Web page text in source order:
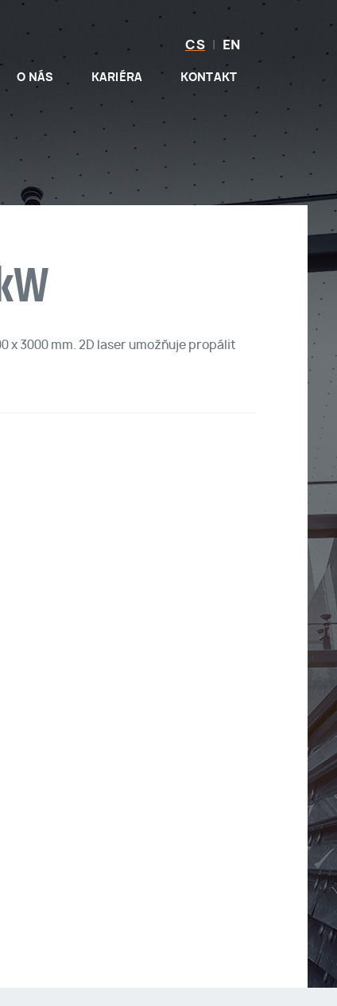
CS EN
O NÁS KARIÉRA KONTAKT
x 3000 mm. 2D laser umožňuje propálit